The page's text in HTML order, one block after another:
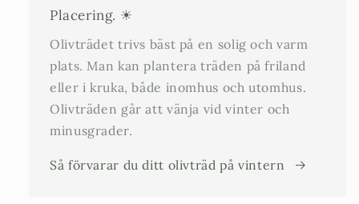
Placering. ☀
Olivträdet trivs bäst på en solig och varm
plats. Man kan plantera träden på friland
eller i kruka, både inomhus och utomhus.
Olivträden går att vänja vid vinter och
minusgrader.
Så förvarar du ditt olivträd på vintern